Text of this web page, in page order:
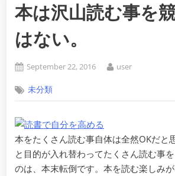
本は沢山読む事を
はない。
Posted
September 22, 2016 By
user
未分類
本をたくさん読む事自体は全然OKだと
と目的が入れ替わってたくさん読む事
のは、本末転倒です。本を読む楽しみ